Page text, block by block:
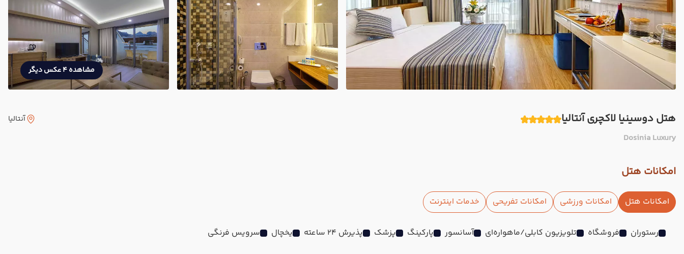
مشاهده 4 عکس دیگر
هتل دوسینیا لاکچری آنتالیا
Dosinia Luxury
آنتالیا
امکانات هتل
امکانات هتل امکانات ورزشی امکانات تفریحی خدمات اینترنت
رستوران فروشگاه تلویزیون کابلی/ماهواره‌ای آسانسور پارکینگ پزشک پذیرش 24 ساعته یخچال سرویس فرنگی